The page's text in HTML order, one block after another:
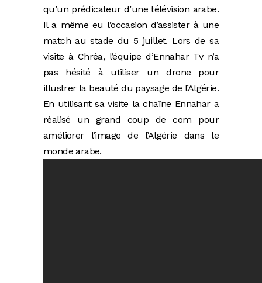
qu’un prédicateur d’une télévision arabe.
Il a même eu l’occasion d’assister à une
match au stade du 5 juillet. Lors de sa
visite à Chréa, l’équipe d’Ennahar Tv n’a
pas hésité à utiliser un drone pour
illustrer la beauté du paysage de l’Algérie.
En utilisant sa visite la chaîne Ennahar a
réalisé un grand coup de com pour
améliorer l’image de l’Algérie dans le
monde arabe.